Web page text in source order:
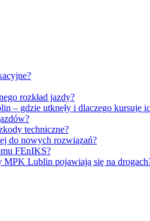
rozkład jazdy?
– gdzie utknęły i dlaczego kursuje
techniczne?
do nowych rozwiązań?
FEnIKS?
Lublin pojawiają się na